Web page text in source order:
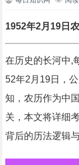
1952年2月19日
在历史的长河中,
52年2月19日，
知，农历作为中
关，本文将详细
背后的历法逻辑